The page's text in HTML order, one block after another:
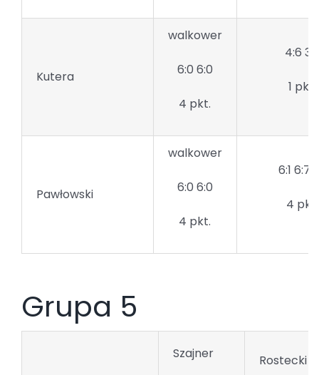
Kutera
walkower
6:0 6:0
4 pkt.
4:6
1 pkt.
Pawłowski
walkower
6:0 6:0
4 pkt.
6:1 6:7
4 pkt.
Grupa 5
Szajner Rostecki